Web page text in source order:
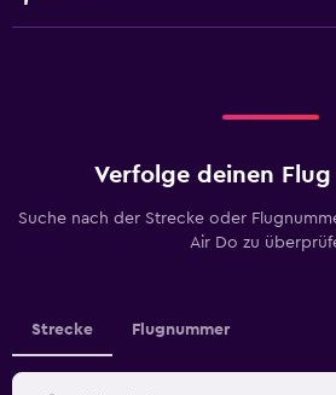
Verfolge deinen
Suche nach der Strecke oder
Air Do zu
Strecke Flugnummer